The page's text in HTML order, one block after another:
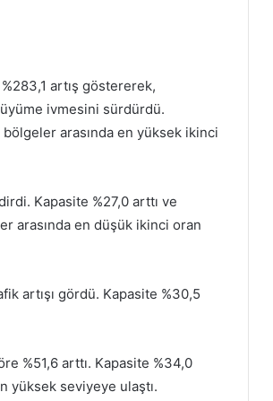
artış göstererek,
ivmesini sürdürdü.
bölgeler arasında en yüksek ikinci
Kapasite %27,0 arttı ve
arasında en düşük ikinci oran
artışı gördü. Kapasite %30,5
%51,6 arttı. Kapasite %34,0
yüksek seviyeye ulaştı.